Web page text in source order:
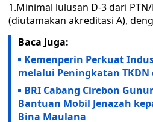
1.Minimal lulusan D-3 dari
(diutamakan akreditasi A),
Baca Juga:
Kemenperin Perkuat
melalui Peningkatan TKDN
BRI Cabang Cirebon
Bantuan Mobil Jenazah
Bina Maulana